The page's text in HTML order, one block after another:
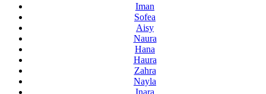
Iman
Sofea
Aisy
Naura
Hana
Haura
Zahra
Nayla
Inara